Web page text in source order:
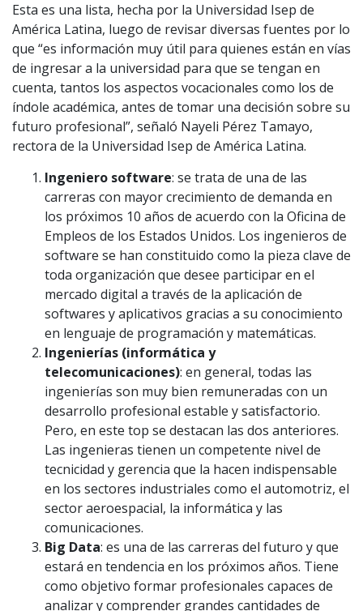
Esta es una lista, hecha por la Universidad Isep de
América Latina, luego de revisar diversas fuentes por lo
que “es información muy útil para quienes están en vías
de ingresar a la universidad para que se tengan en
cuenta, tantos los aspectos vocacionales como los de
índole académica, antes de tomar una decisión sobre su
futuro profesional”, señaló Nayeli Pérez Tamayo,
rectora de la Universidad Isep de América Latina.
Ingeniero software: se trata de una de las
carreras con mayor crecimiento de demanda en
los próximos 10 años de acuerdo con la Oficina de
Empleos de los Estados Unidos. Los ingenieros de
software se han constituido como la pieza clave de
toda organización que desee participar en el
mercado digital a través de la aplicación de
softwares y aplicativos gracias a su conocimiento
en lenguaje de programación y matemáticas.
Ingenierías (informática y
telecomunicaciones): en general, todas las
ingenierías son muy bien remuneradas con un
desarrollo profesional estable y satisfactorio.
Pero, en este top se destacan las dos anteriores.
Las ingenieras tienen un competente nivel de
tecnicidad y gerencia que la hacen indispensable
en los sectores industriales como el automotriz, el
sector aeroespacial, la informática y las
comunicaciones.
Big Data: es una de las carreras del futuro y que
estará en tendencia en los próximos años. Tiene
como objetivo formar profesionales capaces de
analizar y comprender grandes cantidades de